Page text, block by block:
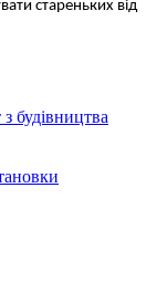
стареньких від
будівництва